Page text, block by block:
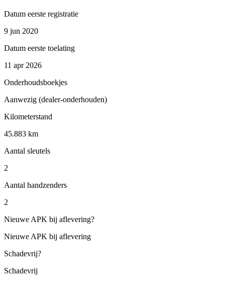
Datum eerste registratie
9 jun 2020
Datum eerste toelating
11 apr 2026
Onderhoudsboekjes
Aanwezig (dealer-onderhouden)
Kilometerstand
45.883 km
Aantal sleutels
2
Aantal handzenders
2
Nieuwe APK bij aflevering?
Nieuwe APK bij aflevering
Schadevrij?
Schadevrij